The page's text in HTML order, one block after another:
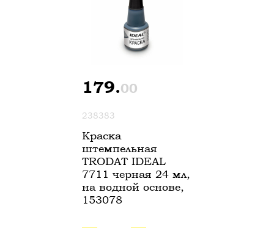
179.00
238383
Краска
штемпельная
TRODAT IDEAL
7711 черная 24 мл,
на водной основе,
153078